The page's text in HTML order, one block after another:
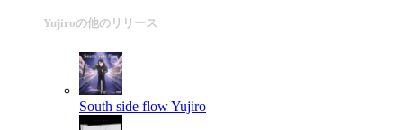
Yujiroの他のリリース
South side flowYujiro